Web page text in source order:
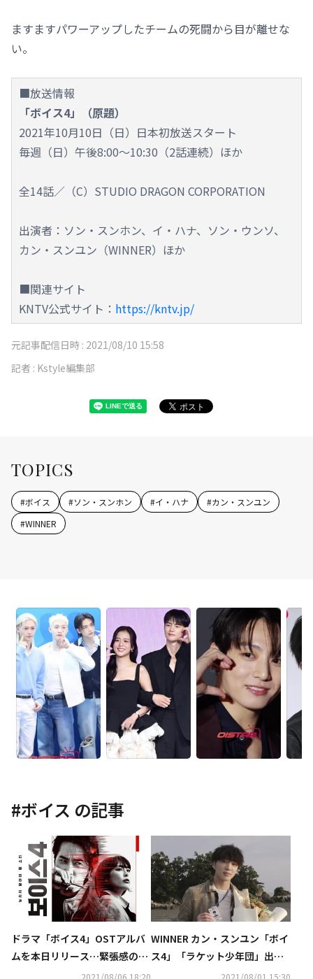
ますますパワーアップしたチームの死闘から目が離せな
い。
■放送情報
「ボイス4」（原題）
2021年10月10日（日）日本初放送スタート
毎週（日）午後8:00～10:30（2話連続）ほか
全14話／（C）STUDIO DRAGON CORPORATION
出演者：ソン・スンホン、イ・ハナ、ソン・ウンソ、
カン・スンユン（WINNER）ほか
■関連サイト
KNTV公式サイト： https://kntv.jp/
元記事配信日時 : 2021/08/10 15:58
記者 : Kstyle編集部
TOPICS
#ボイス #ソン・スンホン #イ・ハナ #カン・スンユン
#WINNER
#ボイス の記事
ドラマ「ボイス4」OSTアルバ
ムを本日リリース…緊張感のあ
るトラックを全て収録2021/08/06 18:20
WINNER カン・スンユン「ボイ
ス4」「ラケット少年団」出演
の感想を明かす“様々な経験と
2021/08/01 15:30